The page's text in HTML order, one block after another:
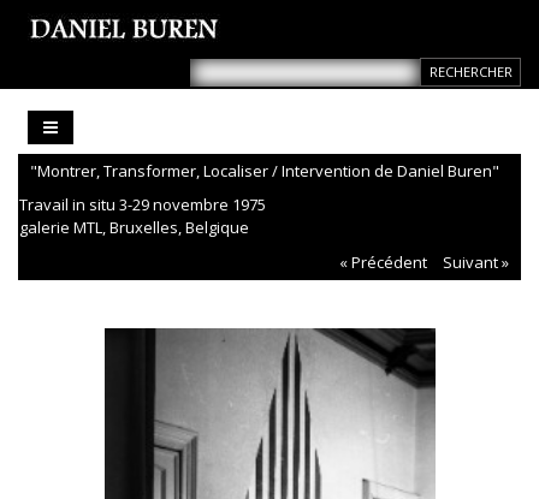
"Montrer, Transformer, Localiser / Intervention de Daniel Buren"
Travail in situ 3-29 novembre 1975
galerie MTL, Bruxelles, Belgique
« Précédent
Suivant »